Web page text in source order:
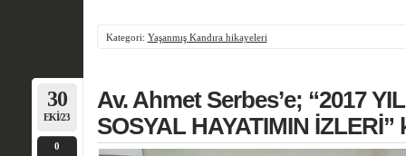
Kategori: Yaşanmış Kandıra hikayeleri
30
EKI/23
0
Av. Ahmet Serbes’e; “2017
SOSYAL HAYATIMIN İZLERİ”